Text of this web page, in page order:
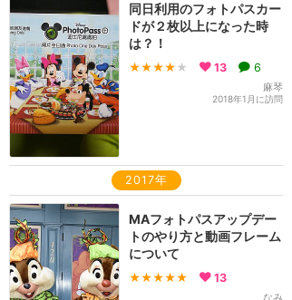
同日利用のフォトパスカー
ドが２枚以上になった時
は？！
★★★★ ★ 13 6
麻琴
2018年1月に訪問
2017年
MAフォトパスアップデー
トのやり方と動画フレーム
について
★★★★★ 13
なみ